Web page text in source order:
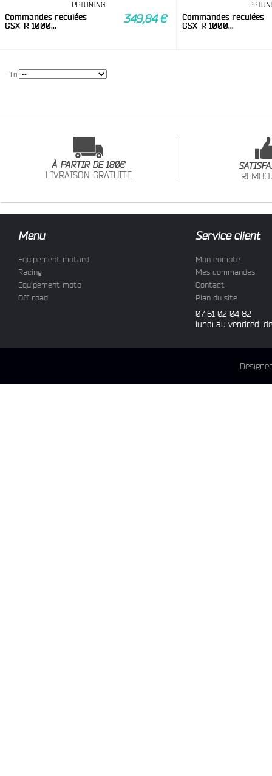
PPTUNING
Commandes reculées
GSX-R 1000...
349,84 €
Commandes reculées
GSX-R 1000...
Tri
À PARTIR DE 180€
LIVRAISON GRATUITE
Menu
Equipement motard
Racing
Equipement moto
Off road
Service client
Mon compte
Mes commandes
Contact
Plan du site
07 61 02 04 82
lundi au vendredi